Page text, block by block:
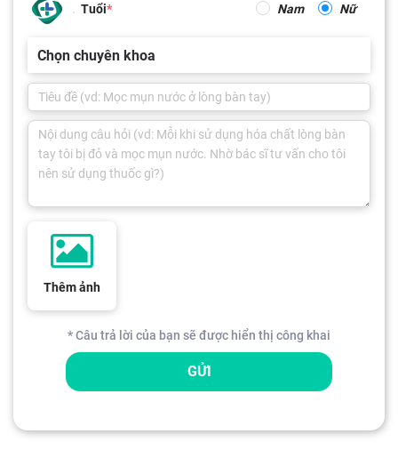
Tuổi Nam Nữ
Chọn chuyên khoa
Thêm ảnh
* Câu trả lời của bạn sẽ được hiển thị công khai
GỬI